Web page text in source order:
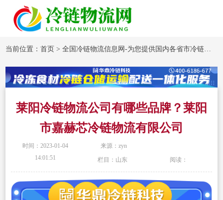
当前位置：首页 >全国冷链物流信息网-为您提供国内各省市冷链物流企业信息
莱阳冷链物流公司有哪些品牌？莱阳
市嘉赫芯冷链物流有限公司
时间：2023-01-04
14:01:51
来源：zyn
栏目：山东 阅读：